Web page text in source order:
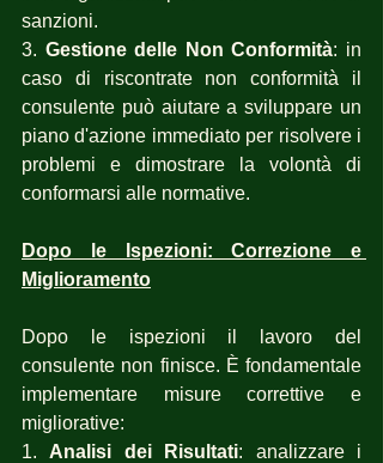
sanzioni.
3. Gestione delle Non Conformità: in
caso di riscontrate non conformità il
consulente può aiutare a sviluppare un
piano d'azione immediato per risolvere i
problemi e dimostrare la volontà di
conformarsi alle normative.
Dopo le Ispezioni: Correzione e
Miglioramento
Dopo le ispezioni il lavoro del
consulente non finisce. È fondamentale
implementare misure correttive e
migliorative:
1. Analisi dei Risultati: analizzare i